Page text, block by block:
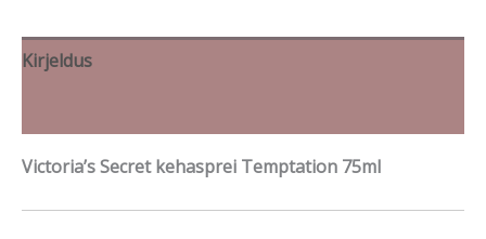
Kirjeldus
Victoria’s Secret kehasprei Temptation 75ml